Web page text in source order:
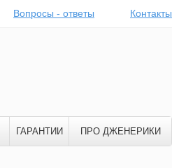
Вопросы - ответы Контакты
ГАРАНТИИ ПРО ДЖЕНЕРИКИ